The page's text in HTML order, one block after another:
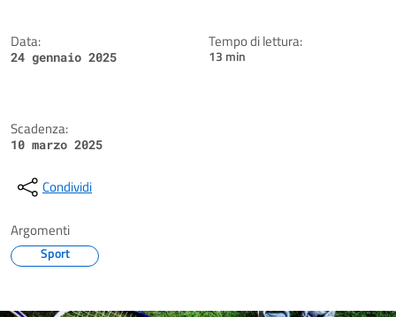
Data:
24 gennaio 2025
Tempo di lettura:
13 min
Scadenza:
10 marzo 2025
Condividi
Argomenti
Sport